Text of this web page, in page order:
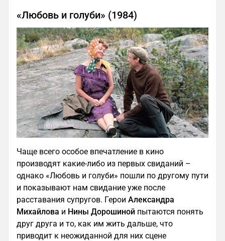
«Любовь и голуби» (1984)
Чаще всего особое впечатление в кино
производят какие-либо из первых свиданий –
однако «Любовь и голуби» пошли по другому пути
и показывают нам свидание уже после
расставания супругов. Герои Александра
Михайлова и Нины Дорошиной пытаются понять
друг друга и то, как им жить дальше, что
приводит к неожиданной для них сцене